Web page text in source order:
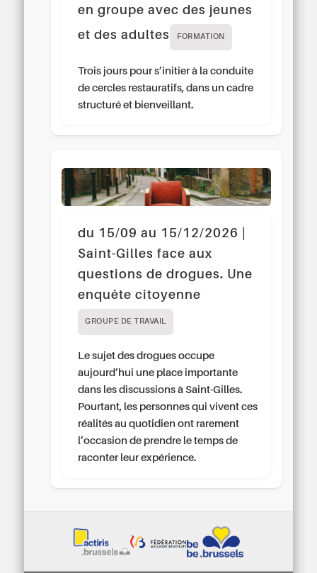
en groupe avec des jeunes
et des adultes
FORMATION
Trois jours pour s’initier à la conduite
de cercles restauratifs, dans un cadre
structuré et bienveillant.
du 15/09 au 15/12/2026 |
Saint-Gilles face aux
questions de drogues. Une
enquête citoyenne
GROUPE DE TRAVAIL
Le sujet des drogues occupe
aujourd’hui une place importante
dans les discussions à Saint-Gilles.
Pourtant, les personnes qui vivent ces
réalités au quotidien ont rarement
l’occasion de prendre le temps de
raconter leur expérience.